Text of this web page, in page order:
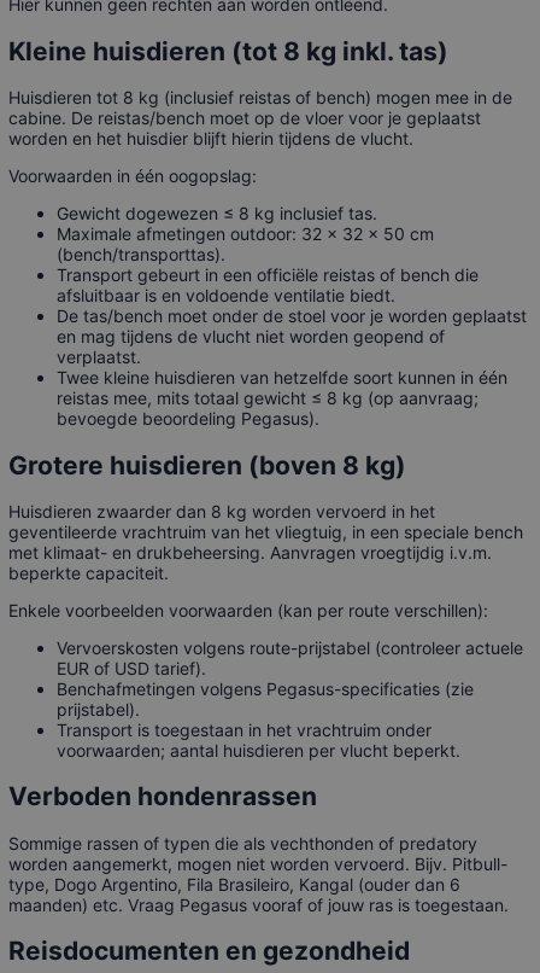
Hier kunnen geen rechten aan worden ontleend.
Kleine huisdieren (tot 8 kg inkl. tas)
Huisdieren tot 8 kg (inclusief reistas of bench) mogen mee in de
cabine. De reistas/bench moet op de vloer voor je geplaatst
worden en het huisdier blijft hierin tijdens de vlucht.
Voorwaarden in één oogopslag:
Gewicht dogewezen ≤ 8 kg inclusief tas.
Maximale afmetingen outdoor: 32 × 32 × 50 cm
(bench/transporttas).
Transport gebeurt in een officiële reistas of bench die
afsluitbaar is en voldoende ventilatie biedt.
De tas/bench moet onder de stoel voor je worden geplaatst
en mag tijdens de vlucht niet worden geopend of
verplaatst.
Twee kleine huisdieren van hetzelfde soort kunnen in één
reistas mee, mits totaal gewicht ≤ 8 kg (op aanvraag;
bevoegde beoordeling Pegasus).
Grotere huisdieren (boven 8 kg)
Huisdieren zwaarder dan 8 kg worden vervoerd in het
geventileerde vrachtruim van het vliegtuig, in een speciale bench
met klimaat- en drukbeheersing. Aanvragen vroegtijdig i.v.m.
beperkte capaciteit.
Enkele voorbeelden voorwaarden (kan per route verschillen):
Vervoerskosten volgens route-prijstabel (controleer actuele
EUR of USD tarief).
Benchafmetingen volgens Pegasus-specificaties (zie
prijstabel).
Transport is toegestaan in het vrachtruim onder
voorwaarden; aantal huisdieren per vlucht beperkt.
Verboden hondenrassen
Sommige rassen of typen die als vechthonden of predatory
worden aangemerkt, mogen niet worden vervoerd. Bijv. Pitbull-
type, Dogo Argentino, Fila Brasileiro, Kangal (ouder dan 6
maanden) etc. Vraag Pegasus vooraf of jouw ras is toegestaan.
Reisdocumenten en gezondheid